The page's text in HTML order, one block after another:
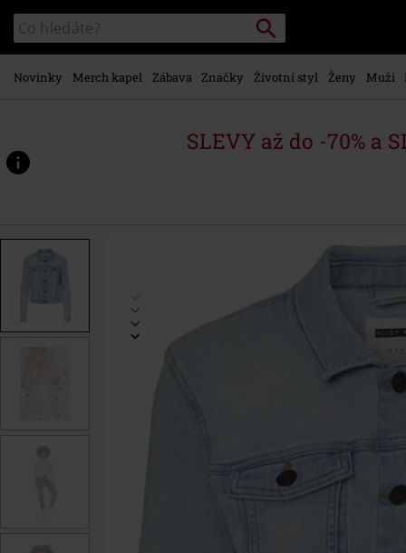
hlavnímu
obsahu
Katalog
vyhledávání
Vyhledávání
Novinky Merch kapel Zábava Značky Životní styl Ženy Muži
SLEVY až do -70% a
www.emp-
p/denimov%C3%A1-
452625.html